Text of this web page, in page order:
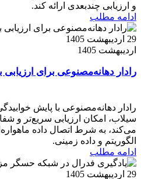
و ارزیابی چندبعدی ارائه کند.
ادامه مطلب
29 اردیبهشت 1405
اردیبهشت 1405
رادار دهانه‌مصنوعی برای
رادار دهانه‌مصنوعی با پایش
سیلاب، امکان ارزیابی سریع‌تر و
می‌کند، به شرط اتصال داده
الگوریتم و داده زمینی.
ادامه مطلب
29 اردیبهشت 1405